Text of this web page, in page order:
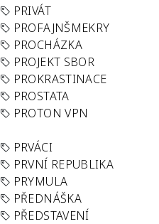
PRIVÁT
PROFAJNŠMEKRY
PROCHÁZKA
PROJEKT SBOR
PROKRASTINACE
PROSTATA
PROTON VPN
PRVÁCI
PRVNÍ REPUBLIKA
PRYMULA
PŘEDNÁŠKA
PŘEDSTAVENÍ